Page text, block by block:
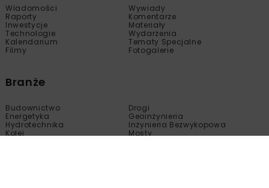
Wiadomości
Wywiady
Raporty
Komentarze
Inwestycje
Materiały
Technologie
Wydarzenia
Kalendarium
Tematy Specjalne
Filmy
Fotogalerie
Branże
Budownictwo
Drogi
Energetyka
Geoinżynieria
Hydrotechnika
Inżynieria Bezwykopowa
Kolej
Mosty